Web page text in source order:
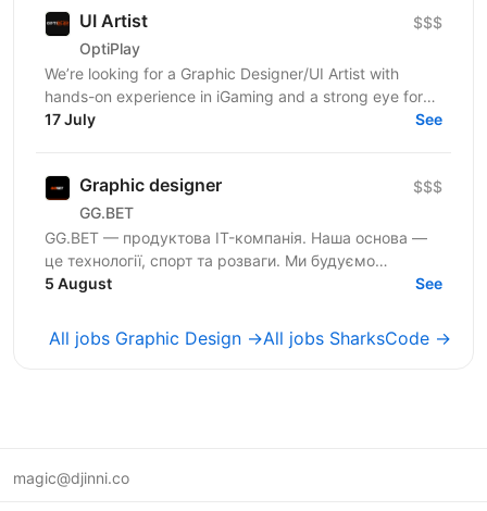
UI Artist
OptiPlay
$$$
We’re looking for a Graphic Designer/UI Artist with
hands-on experience in iGaming and a strong eye for
high-impact visual content. You’ll work across...
17 July See
Graphic designer
GG.BET
$$$
GG.BET — продуктова IT-компанія. Наша основа —
це технології, спорт та розваги. Ми будуємо
яскравий бренд і створюємо сервіс, який обирають
5 August See
All jobs Graphic Design →All jobs SharksCode →
magic@djinni.co